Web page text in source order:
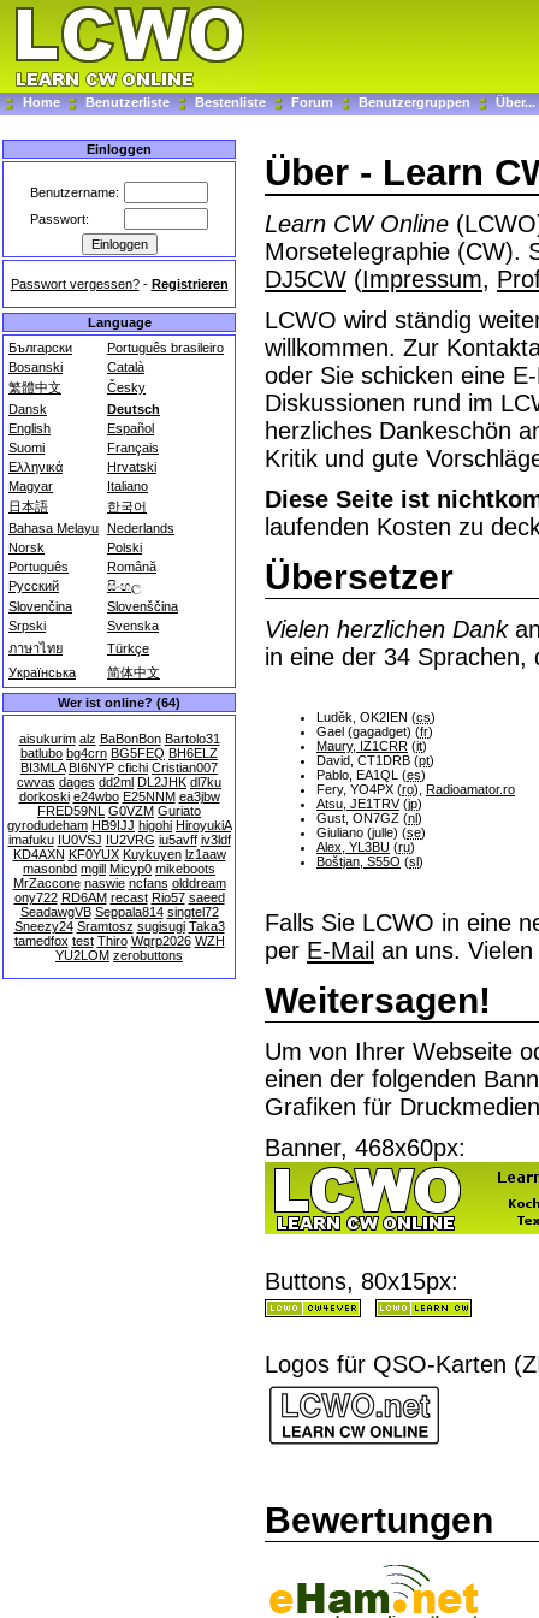
Home Benutzerliste Bestenliste Forum Benutzergruppen Über...
Einloggen
Benutzername:
Passwort:
Passwort vergessen?- Registrieren
Language
Български
Português brasileiro
Bosanski
Català
繁體中文
Česky
Dansk
Deutsch
English
Español
Suomi
Français
Ελληνικά
Hrvatski
Magyar
Italiano
日本語
한국어
Bahasa Melayu Nederlands
Norsk
Polski
Português
Română
Русский
සිංහල
Slovenčina
Slovenščina
Srpski
Svenska
ภาษาไทย
Türkçe
Українська
简体中文
Wer ist online? (64)
aisukurim alz BaBonBon Bartolo31
batlubo bg4crn BG5FEQ BH6ELZ
BI3MLA BI6NYP cfichi Cristian007
cwvas dages dd2ml DL2JHK dl7ku
dorkoski e24wbo E25NNM ea3jbw
FRED59NL G0VZM Guriato
gyrodudeham HB9IJJ higohi HiroyukiA
imafuku IU0VSJ IU2VRG iu5avff iv3ldf
KD4AXN KF0YUX Kuykuyen lz1aaw
masonbd mgill Micyp0 mikeboots
MrZaccone naswie ncfans olddream
ony722 RD6AM recast Rio57 saeed
SeadawgVB Seppala814 singtel72
Sneezy24 Sramtosz sugisugi Taka3
tamedfox test Thiro Wqrp2026 WZH
YU2LOM zerobuttons
Über - Learn
Learn CW Online
Morsetelegraphie (CW).
DJ5CW (Impressum,
LCWO wird ständig
willkommen. Zur
oder Sie schicken eine
Diskussionen rund im
herzliches Dankeschön
Kritik und gute
Diese Seite ist
laufenden Kosten zu
Übersetzer
Vielen herzlichen Dank
in eine der 34 Sprachen,
Luděk, OK2IEN (cs)
Gael (gagadget) (fr)
Maury, IZ1CRR (it)
David, CT1DRB (pt)
Pablo, EA1QL (es)
Fery, YO4PX (ro), Radioamator.ro
Atsu, JE1TRV(jp)
Gust, ON7GZ (nl)
Giuliano (julle) (se)
Alex, YL3BU (ru)
Boštjan, S55O (sl)
Falls Sie LCWO in eine
per E-Mail an uns.
Weitersagen!
Um von Ihrer Webseite
einen der folgenden
Grafiken für
Banner, 468x60px:
Buttons, 80x15px:
Logos für QSO-Karten
Bewertungen